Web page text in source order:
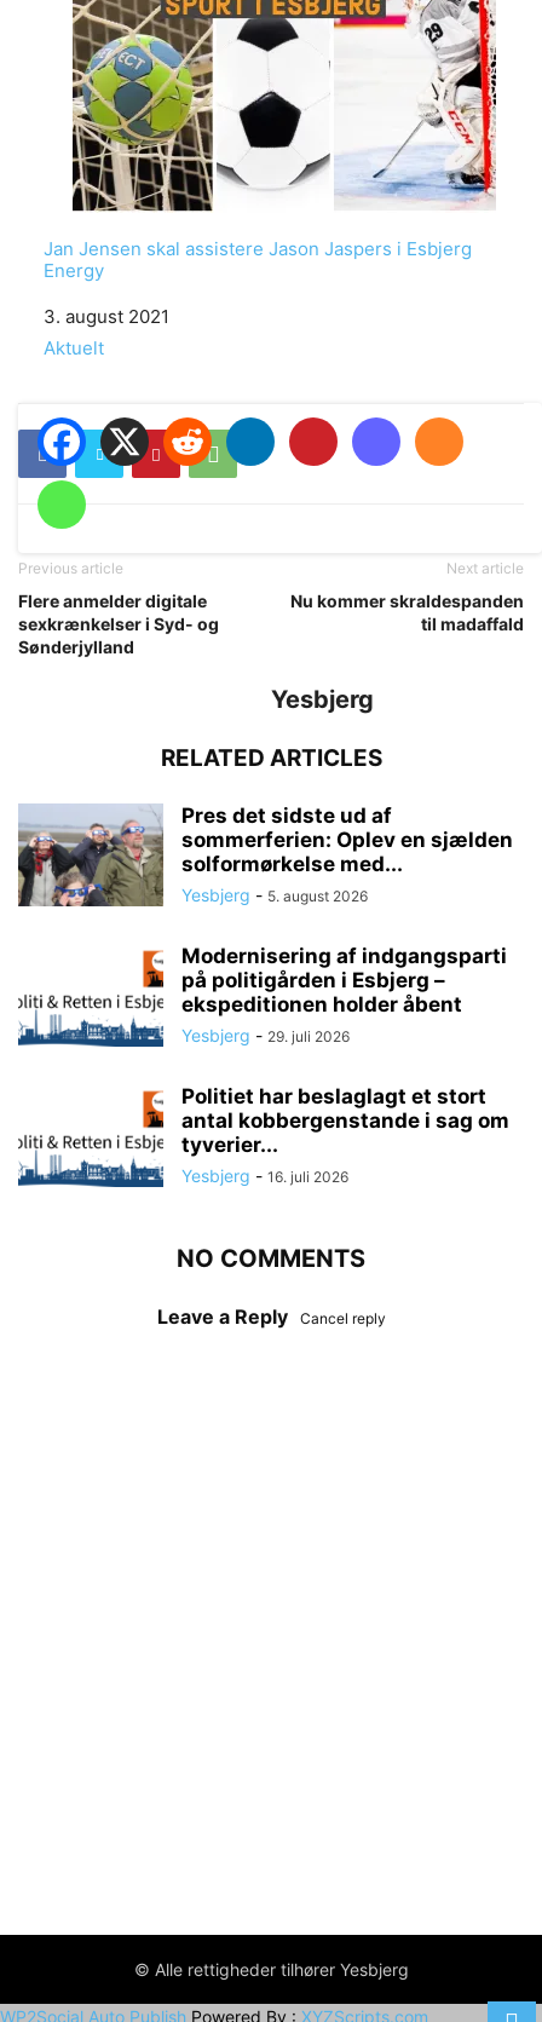
Jan Jensen skal assistere Jason Jaspers i Esbjerg
Energy
Date
3. august 2021
In relation to
Aktuelt
Previous article
Flere anmelder digitale
sexkrænkelser i Syd- og
Sønderjylland
Next article
Nu kommer skraldespanden
til madaffald
Yesbjerg
RELATED ARTICLES
Pres det sidste ud af
sommerferien: Oplev en sjælden
solformørkelse med...
Yesbjerg - 5. august 2026
Modernisering af indgangsparti
på politigården i Esbjerg –
ekspeditionen holder åbent
Yesbjerg - 29. juli 2026
Politiet har beslaglagt et stort
antal kobbergenstande i sag om
tyverier...
Yesbjerg - 16. juli 2026
NO COMMENTS
Leave a Reply Cancel reply
© Alle rettigheder tilhører Yesbjerg
WP2Social Auto Publish Powered By : XYZScripts.com